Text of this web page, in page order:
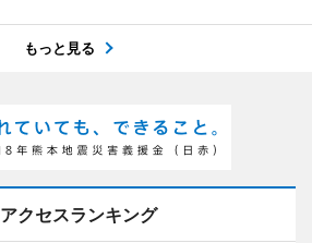
もっと見る
アクセスランキング